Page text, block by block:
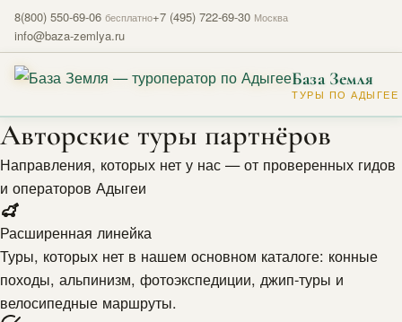
8(800) 550-69-06 бесплатно+7 (495) 722-69-30 Москва
info@baza-zemlya.ru
База Земля
ТУРЫ ПО АДЫГЕЕ
Авторские туры партнёров
Направления, которых нет у нас — от проверенных гидов
и операторов Адыгеи
Расширенная линейка
Туры, которых нет в нашем основном каталоге: конные
походы, альпинизм, фотоэкспедиции, джип-туры и
велосипедные маршруты.